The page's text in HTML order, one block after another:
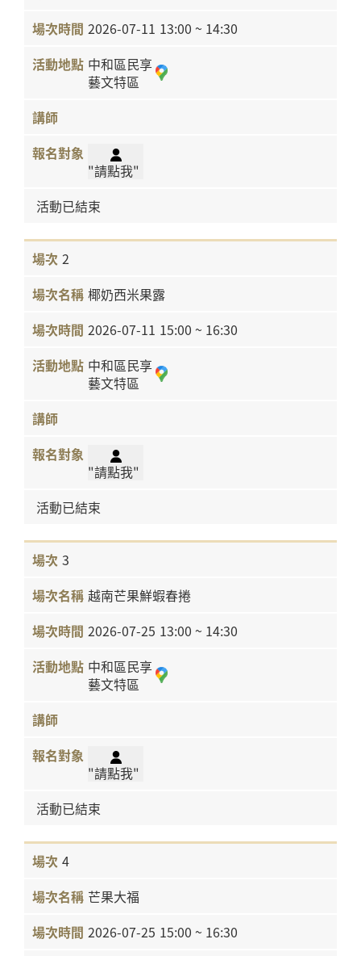
2026-07-11 13:00 ~ 14:30
中和區民享
藝文特區
"請點我"
活動已結束
2
椰奶西米果露
2026-07-11 15:00 ~ 16:30
中和區民享
藝文特區
"請點我"
活動已結束
3
越南芒果鮮蝦春捲
2026-07-25 13:00 ~ 14:30
中和區民享
藝文特區
"請點我"
活動已結束
4
芒果大福
2026-07-25 15:00 ~ 16:30